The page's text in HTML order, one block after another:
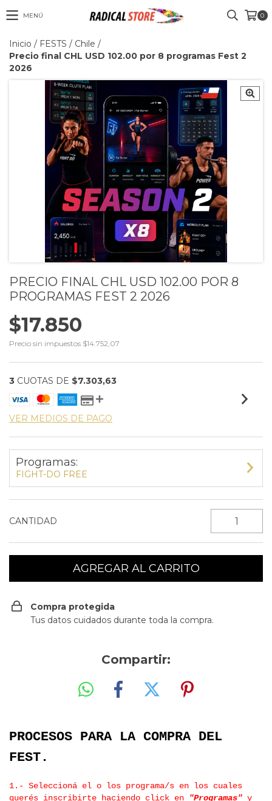
MENÚ 0
Inicio / FESTS / Chile /
Precio final CHL USD 102.00 por 8 programas Fest 2
2026
PRECIO FINAL CHL USD 102.00 POR 8
PROGRAMAS FEST 2 2026
$17.850
Precio sin impuestos $14.752,07
3 CUOTAS DE $7.303,63
VER MEDIOS DE PAGO
Programas:
FIGHT-DO FREE
CANTIDAD
Compra protegida
Tus datos cuidados durante toda la compra.
Compartir:
PROCESOS PARA LA COMPRA DEL
FEST.
1.- Seleccioná el o los programa/s en los cuales
querés inscribirte haciendo click en
"Programas" y